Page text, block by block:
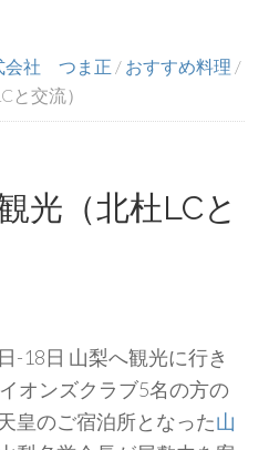
会社 つま正 / おすすめ料理 /
と交流）
光（北杜LCと
-18日 山梨へ観光に行き
オンズクラブ5名の方の
皇のご宿泊所となった山